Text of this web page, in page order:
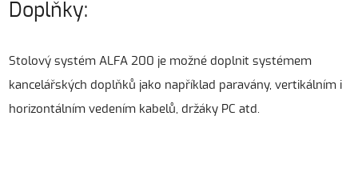
Doplňky:
Stolový systém ALFA 200 je možné doplnit systémem
kancelářských doplňků jako například paravány, vertikálním i
horizontálním vedením kabelů, držáky PC atd.